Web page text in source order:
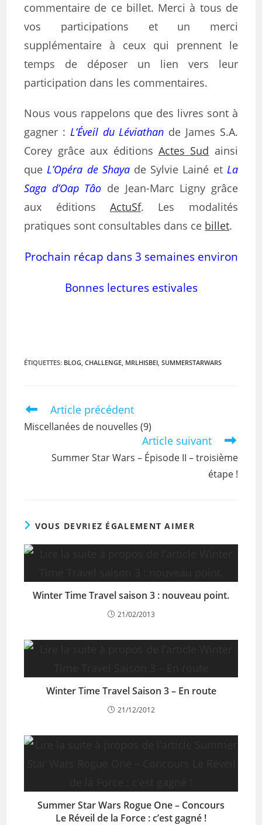
commentaire de ce billet. Merci à tous de
vos participations et un merci
supplémentaire à ceux qui prennent le
temps de déposer un lien vers leur
participation dans les commentaires.
Nous vous rappelons que des livres sont à
gagner : L’Éveil du Léviathan de James S.A.
Corey grâce aux éditions Actes Sud ainsi
queL’Opéra de Shayade Sylvie Lainé et La
Saga d’Oap Tâo de Jean-Marc Ligny grâce
aux éditions ActuSf. Les modalités
pratiques sont consultables dans ce billet.
Prochain récap dans 3 semaines environ
Bonnes lectures estivales
ÉTIQUETTES: BLOG, CHALLENGE, MRLHISBEI, SUMMERSTARWARS
Article précédent
Miscellanées de nouvelles (9)
Article suivant
Summer Star Wars – Épisode II – troisième
étape !
VOUS DEVRIEZ ÉGALEMENT AIMER
Winter Time Travel saison 3 : nouveau point.
21/02/2013
Winter Time Travel Saison 3 – En route
21/12/2012
Summer Star Wars Rogue One – Concours
Le Réveil de la Force : c’est gagné !